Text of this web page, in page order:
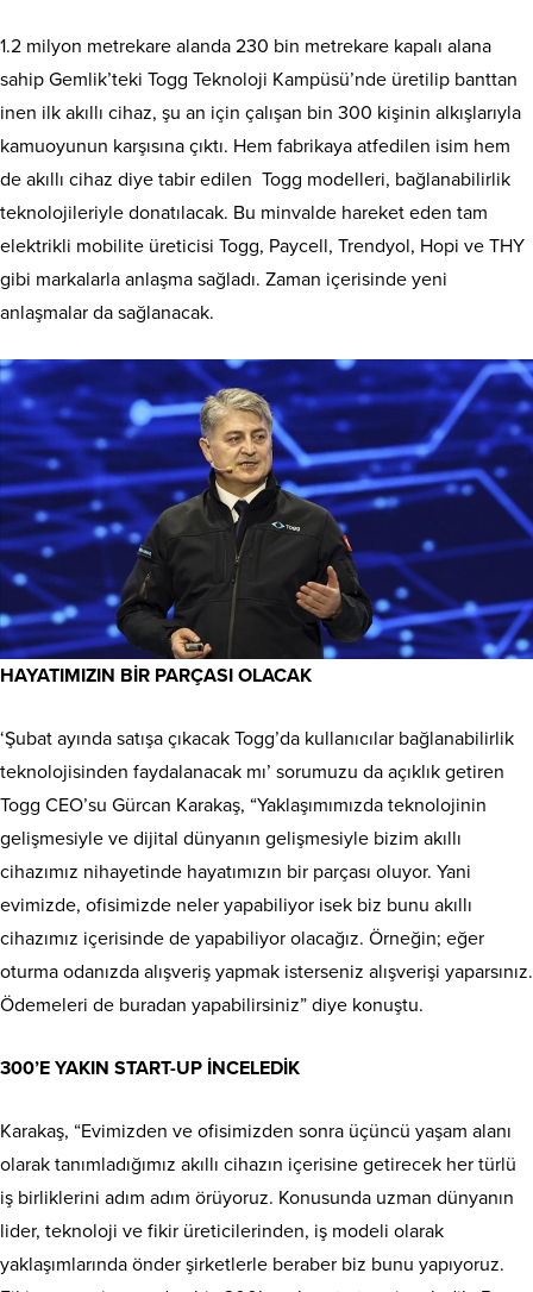
1.2 milyon metrekare alanda 230 bin metrekare kapalı alana
sahip Gemlik’teki Togg Teknoloji Kampüsü’nde üretilip banttan
inen ilk akıllı cihaz, şu an için çalışan bin 300 kişinin alkışlarıyla
kamuoyunun karşısına çıktı. Hem fabrikaya atfedilen isim hem
de akıllı cihaz diye tabir edilen Togg modelleri, bağlanabilirlik
teknolojileriyle donatılacak. Bu minvalde hareket eden tam
elektrikli mobilite üreticisi Togg, Paycell, Trendyol, Hopi ve THY
gibi markalarla anlaşma sağladı. Zaman içerisinde yeni
anlaşmalar da sağlanacak.
HAYATIMIZIN BİR PARÇASI OLACAK
‘Şubat ayında satışa çıkacak Togg’da kullanıcılar bağlanabilirlik
teknolojisinden faydalanacak mı’ sorumuzu da açıklık getiren
Togg CEO’su Gürcan Karakaş, “Yaklaşımımızda teknolojinin
gelişmesiyle ve dijital dünyanın gelişmesiyle bizim akıllı
cihazımız nihayetinde hayatımızın bir parçası oluyor. Yani
evimizde, ofisimizde neler yapabiliyor isek biz bunu akıllı
cihazımız içerisinde de yapabiliyor olacağız. Örneğin; eğer
oturma odanızda alışveriş yapmak isterseniz alışverişi yaparsınız.
Ödemeleri de buradan yapabilirsiniz” diye konuştu.
300’E YAKIN START-UP İNCELEDİK
Karakaş, “Evimizden ve ofisimizden sonra üçüncü yaşam alanı
olarak tanımladığımız akıllı cihazın içerisine getirecek her türlü
iş birliklerini adım adım örüyoruz. Konusunda uzman dünyanın
lider, teknoloji ve fikir üreticilerinden, iş modeli olarak
yaklaşımlarında önder şirketlerle beraber biz bunu yapıyoruz.